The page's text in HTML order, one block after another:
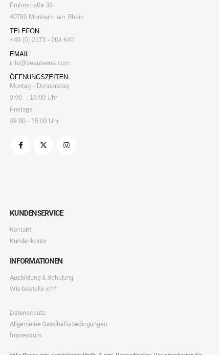
Frohnstraße 36
40789 Monheim am Rhein
TELEFON:
+49 (0) 2173 - 204 640
EMAIL:
info@beauteena.com
ÖFFNUNGSZEITEN:
Montag - Donnerstag
9:00 - 16:00 Uhr
Freitags
09:00 - 15:00 Uhr
KUNDENSERVICE
Kontakt
Kundenkonto
INFORMATIONEN
Ausbildung & Schulung
Wie bestelle ich?
Datenschutz
Allgemeine Geschäftsbedingungen
Impressum